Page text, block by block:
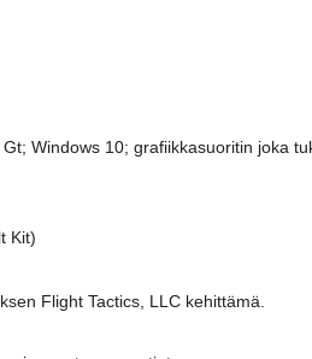
Windows 10; grafiikkasuoritin joka
Kit)
Flight Tactics, LLC kehittämä.